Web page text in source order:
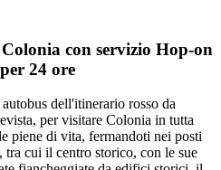
con servizio Hop-on
24 ore
dell'itinerario rosso da
per visitare Colonia in tutta
piene di vita, fermandoti nei posti
cui il centro storico, con le sue